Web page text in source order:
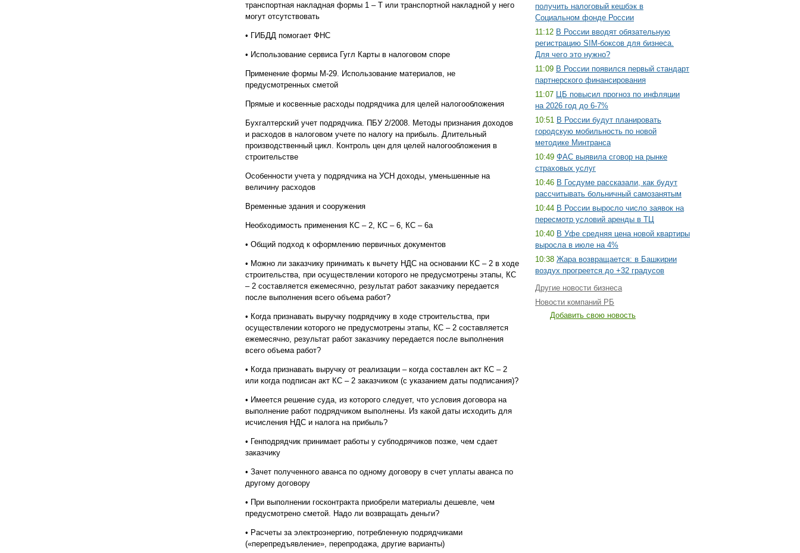
транспортная накладная формы 1 – Т или транспортной накладной у него
могут отсутствовать
• ГИБДД помогает ФНС
• Использование сервиса Гугл Карты в налоговом споре
Применение формы М-29. Использование материалов, не
предусмотренных сметой
Прямые и косвенные расходы подрядчика для целей налогообложения
Бухгалтерский учет подрядчика. ПБУ 2/2008. Методы признания доходов
и расходов в налоговом учете по налогу на прибыль. Длительный
производственный цикл. Контроль цен для целей налогообложения в
строительстве
Особенности учета у подрядчика на УСН доходы, уменьшенные на
величину расходов
Временные здания и сооружения
Необходимость применения КС – 2, КС – 6, КС – 6а
• Общий подход к оформлению первичных документов
• Можно ли заказчику принимать к вычету НДС на основании КС – 2 в ходе
строительства, при осуществлении которого не предусмотрены этапы, КС
– 2 составляется ежемесячно, результат работ заказчику передается
после выполнения всего объема работ?
• Когда признавать выручку подрядчику в ходе строительства, при
осуществлении которого не предусмотрены этапы, КС – 2 составляется
ежемесячно, результат работ заказчику передается после выполнения
всего объема работ?
• Когда признавать выручку от реализации – когда составлен акт КС – 2
или когда подписан акт КС – 2 заказчиком (с указанием даты подписания)?
• Имеется решение суда, из которого следует, что условия договора на
выполнение работ подрядчиком выполнены. Из какой даты исходить для
исчисления НДС и налога на прибыль?
• Генподрядчик принимает работы у субподрячиков позже, чем сдает
заказчику
• Зачет полученного аванса по одному договору в счет уплаты аванса по
другому договору
• При выполнении госконтракта приобрели материалы дешевле, чем
предусмотрено сметой. Надо ли возвращать деньги?
• Расчеты за электроэнергию, потребленную подрядчиками
(«перепредъявление», перепродажа, другие варианты)
получить налоговый кешбэк в
Социальном фонде России
11:12 В России вводят обязательную
регистрацию SIM-боксов для бизнеса.
Для чего это нужно?
11:09 В России появился первый стандарт
партнерского финансирования
11:07 ЦБ повысил прогноз по инфляции
на 2026 год до 6-7%
10:51 В России будут планировать
городскую мобильность по новой
методике Минтранса
10:49 ФАС выявила сговор на рынке
страховых услуг
10:46 В Госдуме рассказали, как будут
рассчитывать больничный самозанятым
10:44 В России выросло число заявок на
пересмотр условий аренды в ТЦ
10:40 В Уфе средняя цена новой квартиры
выросла в июле на 4%
10:38 Жара возвращается: в Башкирии
воздух прогреется до +32 градусов
Другие новости бизнеса
Новости компаний РБ
Добавить свою новость